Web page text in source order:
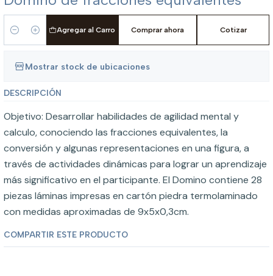
Cantidad
Agregar al Carro Comprar ahora Cotizar
Mostrar stock de ubicaciones
DESCRIPCIÓN
Objetivo: Desarrollar habilidades de agilidad mental y
calculo, conociendo las fracciones equivalentes, la
conversión y algunas representaciones en una figura, a
través de actividades dinámicas para lograr un aprendizaje
más significativo en el participante. El Domino contiene 28
piezas láminas impresas en cartón piedra termolaminado
con medidas aproximadas de 9x5x0,3cm.
COMPARTIR ESTE PRODUCTO